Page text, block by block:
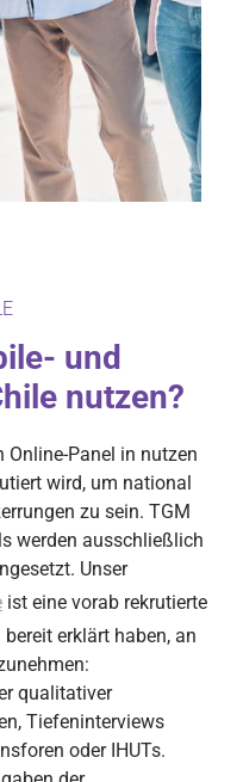
und
nutzen?
Online-Panel in nutzen
wird, um national
zu sein. TGM
werden ausschließlich
Unser
ist eine vorab rekrutierte
erklärt haben, an
qualitativer
Tiefeninterviews
oder IHUTs.